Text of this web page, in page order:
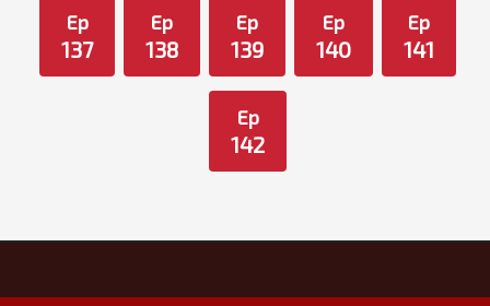
Ep
137
Ep
138
Ep
139
Ep
140
Ep
141
Ep
142